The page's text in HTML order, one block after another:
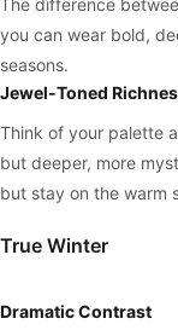
The difference
you can wear bold,
seasons.
Jewel-Toned
Think of your palette
but deeper, more
but stay on the warm
True Winter
Dramatic Contrast